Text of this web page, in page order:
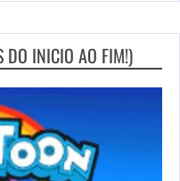
DO INICIO AO FIM!)